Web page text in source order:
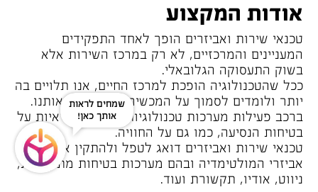
אודות המקצוע
טכנאי שירות ואביזרים הופך לאחד התפקידים
המעניינים והמרכזיים, לא רק במרכז השירות אלא
בשוק התעסוקה הגלובאלי.
ככל שהטכנולוגיה הופכת למרכז החיים, אנו תלויים בה
יותר ולומדים לסמוך על המכשירים הסובבים אותנו.
ברכב פעילות מערכות טכנולוגיות רבות האחראיות על
בטיחות הנסיעה, כמו גם על החוויה.
טכנאי שירות ואביזרים דואג לטפל ולהתקין את כל
אביזרי המולטימדיה ובהם מערכות בטיחות מתקדמות,
ניווט, אודיו, תקשורת ועוד.
שאלה?
נשמח לעזור!